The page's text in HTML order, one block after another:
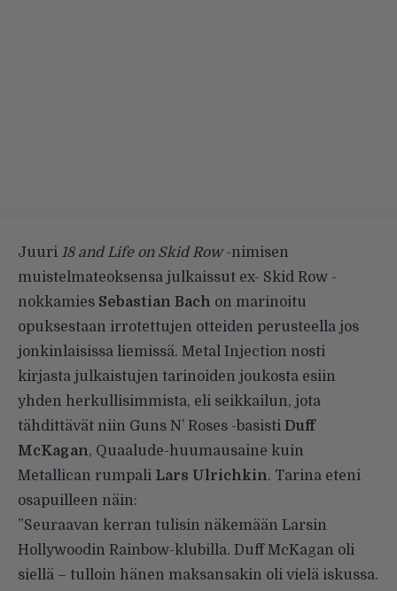
Juuri 18 and Life on Skid Row-nimisen
muistelmateoksensa julkaissut ex- Skid Row -
nokkamies Sebastian Bach on marinoitu
opuksestaan irrotettujen otteiden perusteella jos
jonkinlaisissa liemissä. Metal Injection nosti
kirjasta julkaistujen tarinoiden joukosta esiin
yhden herkullisimmista, eli seikkailun, jota
tähdittävät niin Guns N’ Roses -basisti Duff
McKagan, Quaalude-huumausaine kuin
Metallican rumpali Lars Ulrichkin. Tarina eteni
osapuilleen näin:
”Seuraavan kerran tulisin näkemään Larsin
Hollywoodin Rainbow-klubilla. Duff McKagan oli
siellä – tulloin hänen maksansakin oli vielä iskussa.